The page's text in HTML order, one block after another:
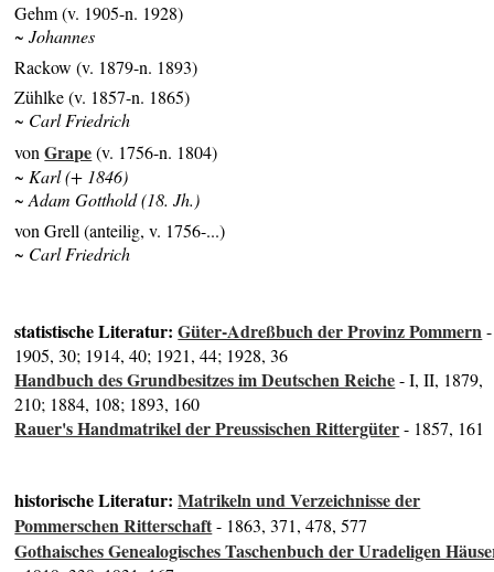
Gehm (v. 1905-n. 1928)
~ Johannes
Rackow (v. 1879-n. 1893)
Zühlke (v. 1857-n. 1865)
~ Carl Friedrich
vonGrape(v. 1756-n. 1804)
~ Karl (+ 1846)
~ Adam Gotthold (18. Jh.)
von Grell (anteilig, v. 1756-...)
~ Carl Friedrich
statistische Literatur:Güter-Adreßbuch der Provinz Pommern-
1905, 30; 1914, 40; 1921, 44; 1928, 36
Handbuch des Grundbesitzes im Deutschen Reiche- I, II, 1879,
210; 1884, 108; 1893, 160
Rauer's Handmatrikel der Preussischen Rittergüter- 1857, 161
historische Literatur:Matrikeln und Verzeichnisse der
Pommerschen Ritterschaft- 1863, 371, 478, 577
Gothaisches Genealogisches Taschenbuch der Uradeligen